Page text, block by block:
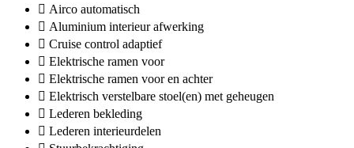
Airco automatisch
Aluminium interieur afwerking
Cruise control adaptief
Elektrische ramen voor
Elektrische ramen voor en achter
Elektrisch verstelbare stoel(en) met geheugen
Lederen bekleding
Lederen interieurdelen